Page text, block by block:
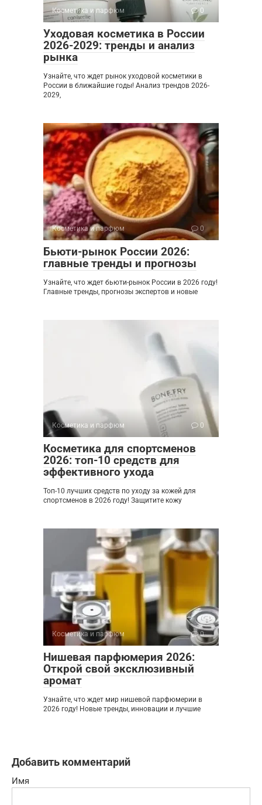
Косметика и парфюм 0
Уходовая косметика в России
2026-2029: тренды и анализ
рынка
Узнайте, что ждет рынок уходовой косметики в
России в ближайшие годы! Анализ трендов 2026-
2029,
Косметика и парфюм 0
Бьюти-рынок России 2026:
главные тренды и прогнозы
Узнайте, что ждет бьюти-рынок России в 2026 году!
Главные тренды, прогнозы экспертов и новые
Косметика и парфюм 0
Косметика для спортсменов
2026: топ-10 средств для
эффективного ухода
Топ-10 лучших средств по уходу за кожей для
спортсменов в 2026 году! Защитите кожу
Косметика и парфюм 0
Нишевая парфюмерия 2026:
Открой свой эксклюзивный
аромат
Узнайте, что ждет мир нишевой парфюмерии в
2026 году! Новые тренды, инновации и лучшие
Добавить комментарий
Имя